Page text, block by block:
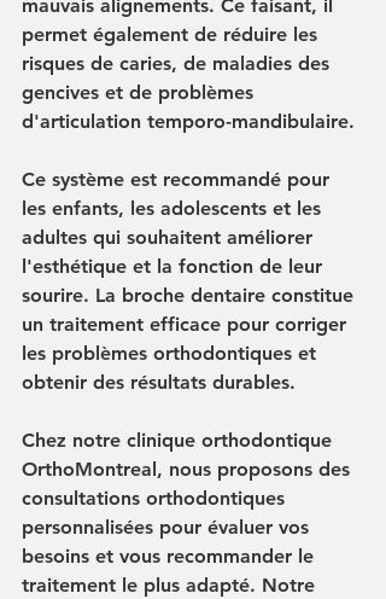
mauvais alignements. Ce faisant, il
permet également de réduire les
risques de caries, de maladies des
gencives et de problèmes
d'articulation temporo-mandibulaire.
Ce système est recommandé pour
les enfants, les adolescents et les
adultes qui souhaitent améliorer
l'esthétique et la fonction de leur
sourire. La broche dentaire constitue
un traitement efficace pour corriger
les problèmes orthodontiques et
obtenir des résultats durables.
Chez notre clinique orthodontique
OrthoMontreal, nous proposons des
consultations orthodontiques
personnalisées pour évaluer vos
besoins et vous recommander le
traitement le plus adapté. Notre